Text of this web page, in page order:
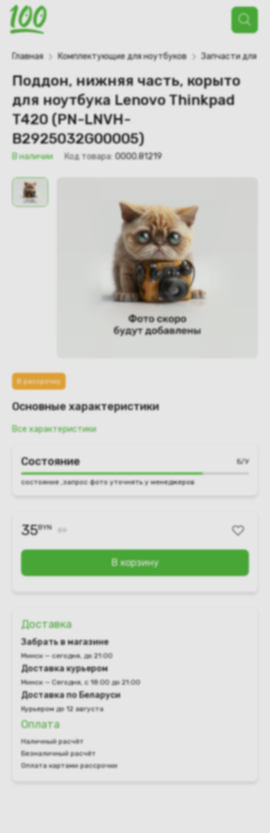
Поиск
товаров
Главная Комплектующие для ноутбуков Запчасти для
Поддон, нижняя часть, корыто
для ноутбука Lenovo Thinkpad
T420 (PN-LNVH-
B2925032G00005)
В наличии Код товара: 0000.81219
В рассрочку
Основные характеристики
Все характеристики
Состояние Б/У
состояние ,запрос фото уточнять у менеджеров
35BYN
В корзину
Доставка
Забрать в магазине
Минск — сегодня, до 21:00
Доставка курьером
Минск — Сегодня, с 18:00 до 21:00
Доставка по Беларуси
Курьером до 12 августа
Оплата
Наличный расчёт
Безналичный расчёт
Оплата картами рассрочки